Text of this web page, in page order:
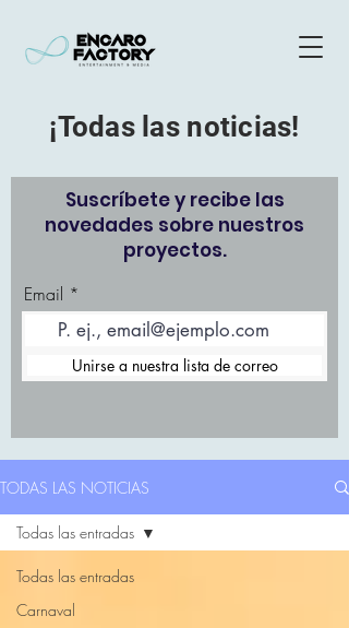
¡Todas las noticias!
Suscríbete y recibe las
novedades sobre nuestros
proyectos.
Email
Unirse a nuestra lista de correo
TODAS LAS NOTICIAS
Todas las entradas
Carnaval
Todas las entradas